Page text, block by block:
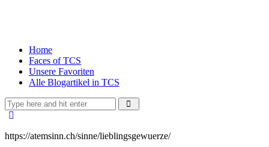
Home
Faces of TCS
Unsere Favoriten
Alle Blogartikel in TCS
https://atemsinn.ch/sinne/lieblingsgewuerze/